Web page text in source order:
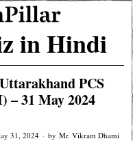
in Hindi
PCS
– 31 May 2024
31, 2024 by Mr. Vikram Dhami